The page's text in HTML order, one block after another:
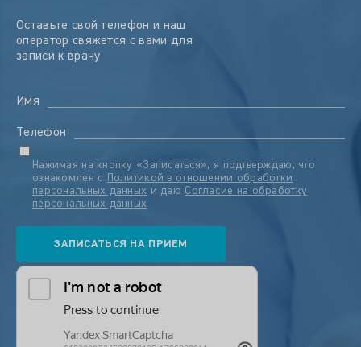
Оставьте свой телефон и наш
оператор свяжется с вами для
записи к врачу
Имя
Телефон
Нажимая на кнопку «Записаться», я подтверждаю, что
ознакомлен с
Политикой в отношении обработки
персональных данных и даю Согласие на обработку
персональных данных